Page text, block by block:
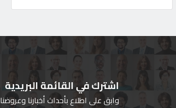
اشترك في القائمة البريدية
وابق على اطلاع بأحداث أخبارنا وعروضنا